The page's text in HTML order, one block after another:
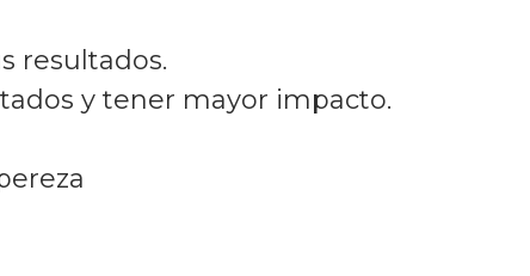
resultados.
y tener mayor impacto.